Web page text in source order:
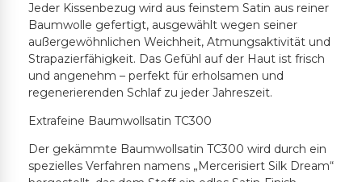
Jeder Kissenbezug wird aus feinstem Satin aus reiner
Baumwolle gefertigt, ausgewählt wegen seiner
außergewöhnlichen Weichheit, Atmungsaktivität und
Strapazierfähigkeit. Das Gefühl auf der Haut ist frisch
und angenehm – perfekt für erholsamen und
regenerierenden Schlaf zu jeder Jahreszeit.
Extrafeine Baumwollsatin TC300
Der gekämmte Baumwollsatin TC300 wird durch ein
spezielles Verfahren namens „Mercerisiert Silk Dream“